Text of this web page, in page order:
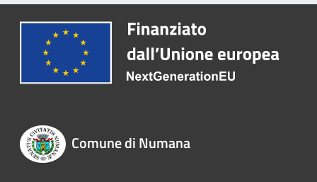
Comune di Numana